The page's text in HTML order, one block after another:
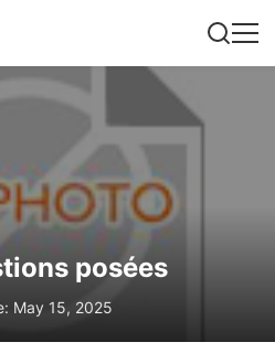
posées
May 15, 2025